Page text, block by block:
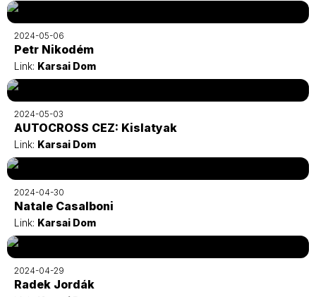
2024-05-06
Petr Nikodém
Link: Karsai Dom
2024-05-03
AUTOCROSS CEZ: Kislatyak
Link: Karsai Dom
2024-04-30
Natale Casalboni
Link: Karsai Dom
2024-04-29
Radek Jordák